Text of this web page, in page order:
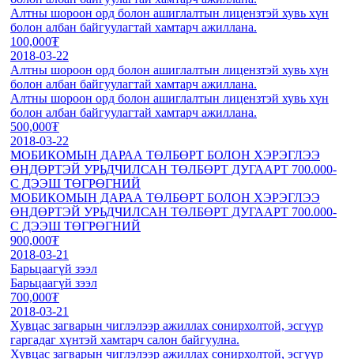
Алтны шороон орд болон ашиглалтын лицензтэй хувь хүн
болон албан байгуулагтай хамтарч ажиллана.
100,000₮
2018-03-22
Алтны шороон орд болон ашиглалтын лицензтэй хувь хүн
болон албан байгуулагтай хамтарч ажиллана.
Алтны шороон орд болон ашиглалтын лицензтэй хувь хүн
болон албан байгуулагтай хамтарч ажиллана.
500,000₮
2018-03-22
МОБИКОМЫН ДАРАА ТӨЛБӨРТ БОЛОН ХЭРЭГЛЭЭ
ӨНДӨРТЭЙ УРЬДЧИЛСАН ТӨЛБӨРТ ДУГААРТ 700.000-
С ДЭЭШ ТӨГРӨГНИЙ
МОБИКОМЫН ДАРАА ТӨЛБӨРТ БОЛОН ХЭРЭГЛЭЭ
ӨНДӨРТЭЙ УРЬДЧИЛСАН ТӨЛБӨРТ ДУГААРТ 700.000-
С ДЭЭШ ТӨГРӨГНИЙ
900,000₮
2018-03-21
Барьцаагүй зээл
Барьцаагүй зээл
700,000₮
2018-03-21
Хувцас загварын чиглэлээр ажиллах сонирхолтой, эсгүүр
гаргадаг хүнтэй хамтарч салон байгуулна.
Хувцас загварын чиглэлээр ажиллах сонирхолтой, эсгүүр